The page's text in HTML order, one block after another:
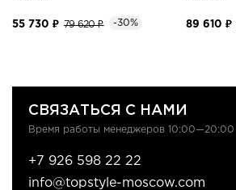
55 730 ₽ 79 620 ₽ -30% 89 610 ₽
СВЯЗАТЬСЯ С НАМИ
Время работы менеджеров 10:00—20:00
+7 926 598 22 22
info@topstyle-moscow.com